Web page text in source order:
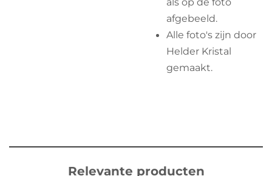
afgebeeld.
Alle foto's zijn door
Helder Kristal
gemaakt.
Relevante producten